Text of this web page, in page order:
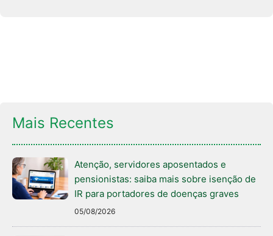
Mais Recentes
Atenção, servidores aposentados e
pensionistas: saiba mais sobre isenção de
IR para portadores de doenças graves
05/08/2026